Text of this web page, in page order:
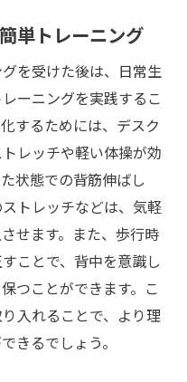
単トレーニング
を受けた後は、日常生
ーニングを実践するこ
するためには、デスク
レッチや軽い体操が効
状態での背筋伸ばし
トレッチなどは、気軽
せます。また、歩行時
ことで、背中を意識し
つことができます。こ
入れることで、より理
きるでしょう。